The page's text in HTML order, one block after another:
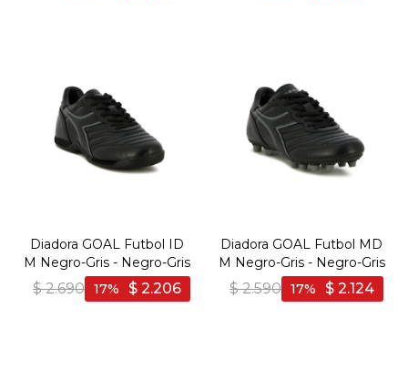
Diadora GOAL Futbol ID
M Negro-Gris - Negro-Gris
$ 2.690 $ 2.206
17
Diadora GOAL Futbol MD
M Negro-Gris - Negro-Gris
$ 2.590 $ 2.124
17